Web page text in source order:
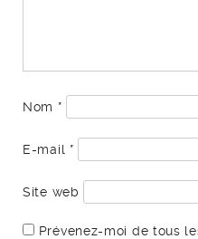
Nom *
E-mail *
Site web
Prévenez-moi de tous